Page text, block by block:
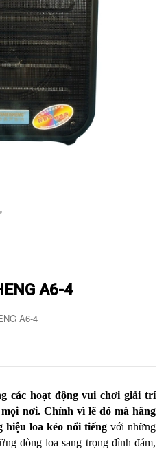
A6-4
A6-4
các hoạt động vui chơi giải trí
nơi. Chính vì lẽ đó mà hãng
hiệu loa kéo nổi tiếng với những
dòng loa sang trọng đình đám,